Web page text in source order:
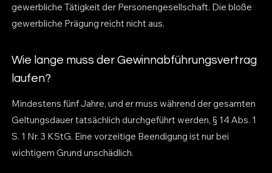
gewerbliche Tätigkeit der Personengesellschaft. Die bloße
gewerbliche Prägung reicht nicht aus.
Wie lange muss der Gewinnabführungsvertrag
laufen?
Mindestens fünf Jahre, und er muss während der gesamten
Geltungsdauer tatsächlich durchgeführt werden, § 14 Abs. 1
S. 1 Nr. 3 KStG. Eine vorzeitige Beendigung ist nur bei
wichtigem Grund unschädlich.